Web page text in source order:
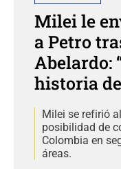
Milei le
a Petro
Abelardo:
historia
Milei se refirió
posibilidad de
Colombia en
áreas.